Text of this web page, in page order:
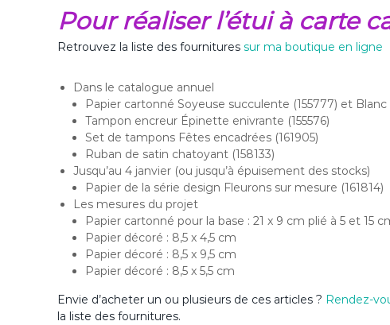
Pour réaliser l’étui à carte
Retrouvez la liste des fournitures sur ma boutique en ligne
Dans le catalogue annuel
Papier cartonné Soyeuse succulente (155777) et Blanc
Tampon encreur Épinette enivrante (155576)
Set de tampons Fêtes encadrées (161905)
Ruban de satin chatoyant (158133)
Jusqu’au 4 janvier (ou jusqu’à épuisement des stocks)
Papier de la série design Fleurons sur mesure (161814)
Les mesures du projet
Papier cartonné pour la base : 21 x 9 cm plié à 5 et 15
Papier décoré : 8,5 x 4,5 cm
Papier décoré : 8,5 x 9,5 cm
Papier décoré : 8,5 x 5,5 cm
Envie d’acheter un ou plusieurs de ces articles ? Rendez-
la liste des fournitures.